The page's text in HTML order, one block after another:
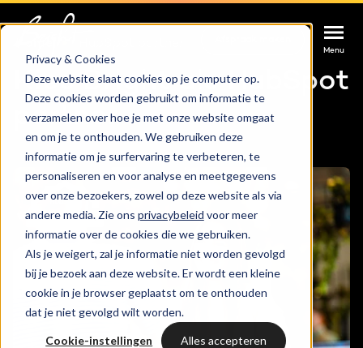
Privacy & Cookies
Deze website slaat cookies op je computer op.
Deze cookies worden gebruikt om informatie te
verzamelen over hoe je met onze website omgaat
en om je te onthouden. We gebruiken deze
informatie om je surfervaring te verbeteren, te
personaliseren en voor analyse en meetgegevens
over onze bezoekers, zowel op deze website als via
andere media. Zie ons privacybeleid voor meer
informatie over de cookies die we gebruiken.
Als je weigert, zal je informatie niet worden gevolgd
bij je bezoek aan deze website. Er wordt een kleine
cookie in je browser geplaatst om te onthouden
dat je niet gevolgd wilt worden.
Cookie-instellingen Alles accepteren
Menu
Menu
Services
HUBSPOT SERVICES
HubSpot implementatie
HubSpot automations
HubSpot integraties
HubSpot trainingen
Cases
Branches
Bright
WELKOM BIJ BRIGHT
Inspiratie
HubSpot
Menu
Could not loads results. Please refresh the
Kies Bright als HubSpot
partner